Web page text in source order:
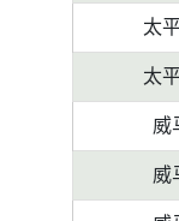
太
太
威
威